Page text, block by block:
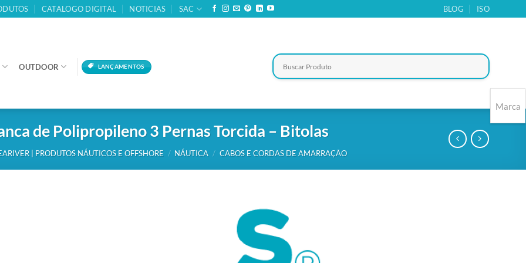
CATALOGO DIGITAL NOTICIAS SAC BLOG ISO
OUTDOOR LANÇAMENTOS
de Polipropileno 3 Pernas Torcida – Bitolas
| PRODUTOS NÁUTICOS E OFFSHORE / NÁUTICA / CABOS E CORDAS DE AMARRAÇÃO
Marca